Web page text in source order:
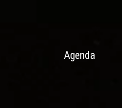
Agenda